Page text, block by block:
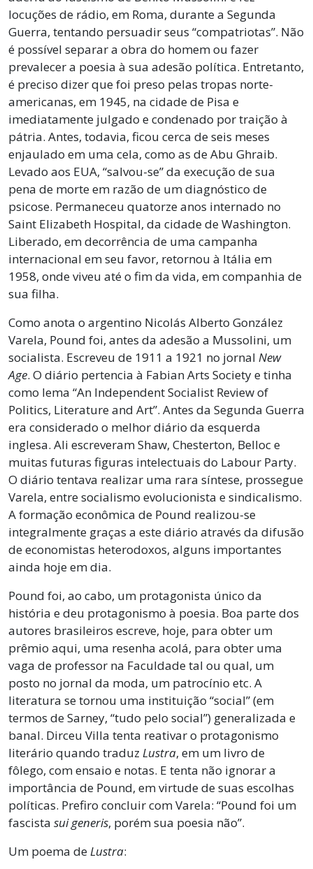
locuções de rádio, em Roma, durante a Segunda
Guerra, tentando persuadir seus “compatriotas”. Não
é possível separar a obra do homem ou fazer
prevalecer a poesia à sua adesão política. Entretanto,
é preciso dizer que foi preso pelas tropas norte-
americanas, em 1945, na cidade de Pisa e
imediatamente julgado e condenado por traição à
pátria. Antes, todavia, ficou cerca de seis meses
enjaulado em uma cela, como as de Abu Ghraib.
Levado aos EUA, “salvou-se” da execução de sua
pena de morte em razão de um diagnóstico de
psicose. Permaneceu quatorze anos internado no
Saint Elizabeth Hospital, da cidade de Washington.
Liberado, em decorrência de uma campanha
internacional em seu favor, retornou à Itália em
1958, onde viveu até o fim da vida, em companhia de
sua filha.
Como anota o argentino Nicolás Alberto González
Varela, Pound foi, antes da adesão a Mussolini, um
socialista. Escreveu de 1911 a 1921 no jornal New
Age. O diário pertencia à Fabian Arts Society e tinha
como lema “An Independent Socialist Review of
Politics, Literature and Art”. Antes da Segunda Guerra
era considerado o melhor diário da esquerda
inglesa. Ali escreveram Shaw, Chesterton, Belloc e
muitas futuras figuras intelectuais do Labour Party.
O diário tentava realizar uma rara síntese, prossegue
Varela, entre socialismo evolucionista e sindicalismo.
A formação econômica de Pound realizou-se
integralmente graças a este diário através da difusão
de economistas heterodoxos, alguns importantes
ainda hoje em dia.
Pound foi, ao cabo, um protagonista único da
história e deu protagonismo à poesia. Boa parte dos
autores brasileiros escreve, hoje, para obter um
prêmio aqui, uma resenha acolá, para obter uma
vaga de professor na Faculdade tal ou qual, um
posto no jornal da moda, um patrocínio etc. A
literatura se tornou uma instituição “social” (em
termos de Sarney, “tudo pelo social”) generalizada e
banal. Dirceu Villa tenta reativar o protagonismo
literário quando traduz Lustra, em um livro de
fôlego, com ensaio e notas. E tenta não ignorar a
importância de Pound, em virtude de suas escolhas
políticas. Prefiro concluir com Varela: “Pound foi um
fascista sui generis, porém sua poesia não”.
Um poema deLustra: